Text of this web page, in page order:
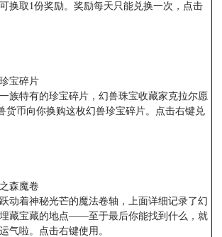
换取1份奖励。奖励每天只能兑换一次，点击
宝碎片
族特有的珍宝碎片，幻兽珠宝收藏家克拉尔愿
货币向你换购这枚幻兽珍宝碎片。点击右键兑
森魔卷
动着神秘光芒的魔法卷轴，上面详细记录了幻
藏宝藏的地点——至于最后你能找到什么，就
气啦。点击右键使用。